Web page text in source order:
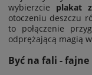
wybierzcie plakat
otoczeniu deszczu
to połączenie
odprężającą magią
Być na fali -